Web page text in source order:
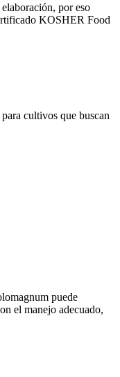
por eso
KOSHER Food
cultivos que buscan
puede
el manejo adecuado,